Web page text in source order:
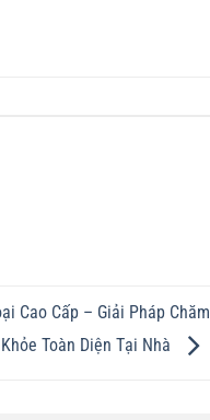
Cao Cấp – Giải Pháp Chăm
Toàn Diện Tại Nhà